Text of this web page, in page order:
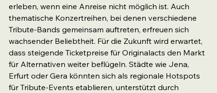
erleben, wenn eine Anreise nicht möglich ist. Auch
thematische Konzertreihen, bei denen verschiedene
Tribute-Bands gemeinsam auftreten, erfreuen sich
wachsender Beliebtheit. Für die Zukunft wird erwartet,
dass steigende Ticketpreise für Originalacts den Markt
für Alternativen weiter beflügeln. Städte wie Jena,
Erfurt oder Gera könnten sich als regionale Hotspots
für Tribute-Events etablieren, unterstützt durch